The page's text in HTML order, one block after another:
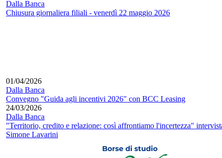
Dalla Banca
Chiusura giornaliera filiali - venerdì 22 maggio 2026
01/04/2026
Dalla Banca
Convegno "Guida agli incentivi 2026" con BCC Leasing
24/03/2026
Dalla Banca
"Territorio, credito e relazione: così affrontiamo l'incertezza"
Simone Lavarini